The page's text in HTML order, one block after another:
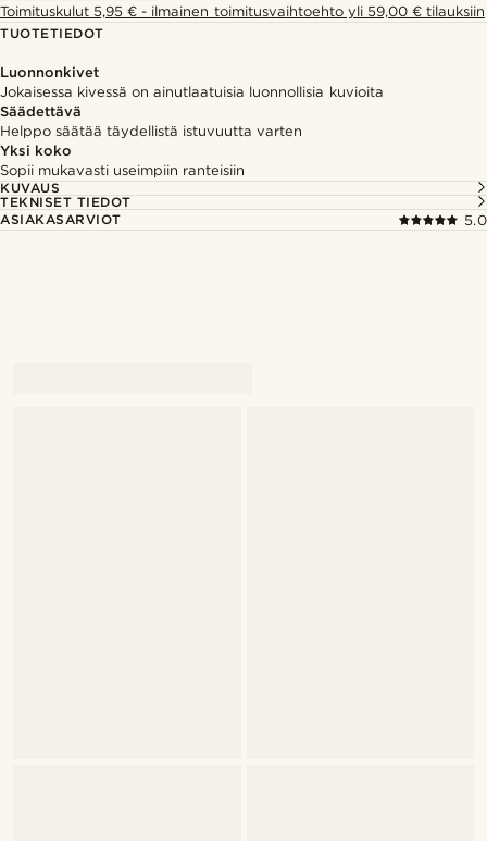
Toimituskulut 5,95 € - ilmainen toimitusvaihtoehto yli 59,00 € tilauksiin
TUOTETIEDOT
Luonnonkivet
Jokaisessa kivessä on ainutlaatuisia luonnollisia kuvioita
Säädettävä
Helppo säätää täydellistä istuvuutta varten
Yksi koko
Sopii mukavasti useimpiin ranteisiin
KUVAUS
TEKNISET TIEDOT
ASIAKASARVIOT
5.0